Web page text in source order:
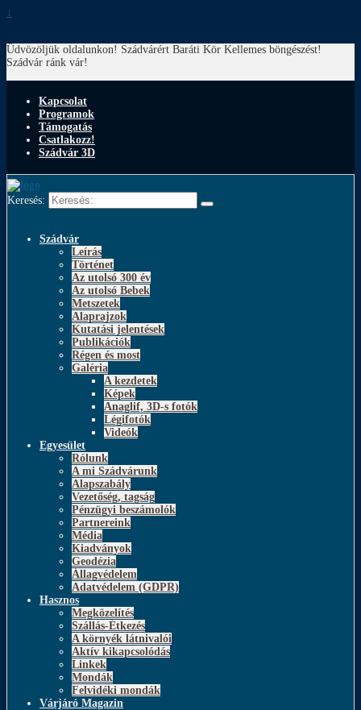
↓
Üdvözöljük oldalunkon! Szádvárért Baráti Kör Kellemes böngészést!
Szádvár ránk vár!
Kapcsolat
Programok
Támogatás
Csatlakozz!
Szádvár 3D
Keresés:
Szádvár
Leírás
Történet
Az utolsó 300 év
Az utolsó Bebek
Metszetek
Alaprajzok
Kutatási jelentések
Publikációk
Régen és most
Galéria
A kezdetek
Képek
Anaglif, 3D-s fotók
Légifotók
Videók
Egyesület
Rólunk
A mi Szádvárunk
Alapszabály
Vezetőség, tagság
Pénzügyi beszámolók
Partnereink
Média
Kiadványok
Geodézia
Állagvédelem
Adatvédelem (GDPR)
Hasznos
Megközelítés
Szállás-Étkezés
A környék látnivalói
Aktív kikapcsolódás
Linkek
Mondák
Felvidéki mondák
Várjáró Magazin